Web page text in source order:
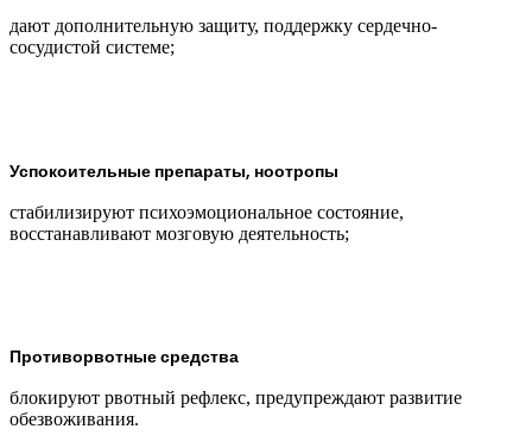
дают дополнительную защиту, поддержку сердечно-
сосудистой системе;
Успокоительные препараты, ноотропы
стабилизируют психоэмоциональное состояние,
восстанавливают мозговую деятельность;
Противорвотные средства
блокируют рвотный рефлекс, предупреждают развитие
обезвоживания.